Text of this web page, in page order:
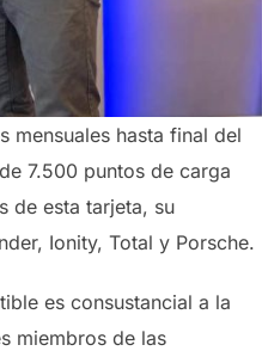
mensuales hasta final del
7.500 puntos de carga
de esta tarjeta, su
Ionity, Total y Porsche.
es consustancial a la
miembros de las